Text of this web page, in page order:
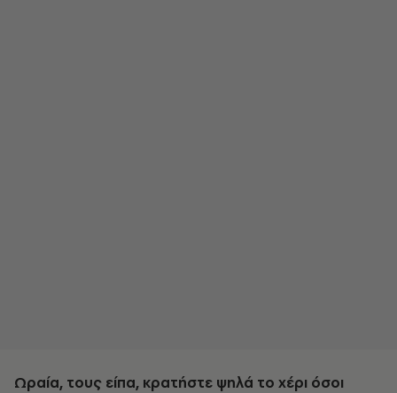
Ωραία, τους είπα, κρατήστε ψηλά το χέρι όσοι